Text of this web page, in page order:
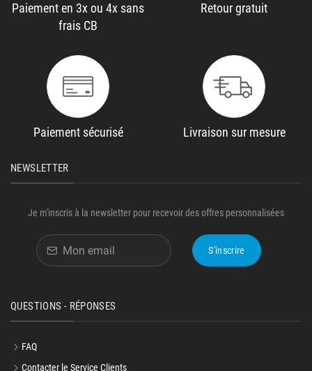
Paiement en 3x ou 4x sans
frais CB
Retour gratuit
Paiement sécurisé Livraison sur mesure
NEWSLETTER
Je m'inscris à la newsletter pour recevoir des offres personnalisées
S'inscrire
QUESTIONS - RÉPONSES
FAQ
Contacter le Service Clients